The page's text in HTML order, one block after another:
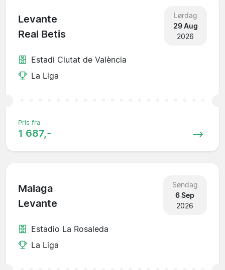
Levante
Real Betis
Lørdag
29 Aug
2026
Estadi Ciutat de València
La Liga
Pris fra
1 687,-
Malaga
Levante
Søndag
6 Sep
2026
Estadio La Rosaleda
La Liga